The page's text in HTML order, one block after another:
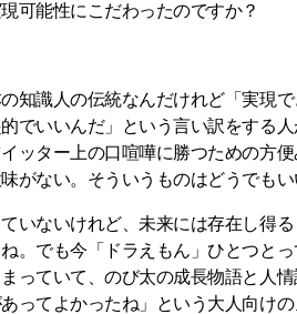
可能性にこだわったのですか？
知識人の伝統なんだけれど「実現
的でいいんだ」という言い訳をする
ッター上の口喧嘩に勝つための方
がない。そういうものはどうでも
いないけれど、未来には存在し得
。でも今「ドラえもん」ひとつと
っていて、のび太の成長物語と人
ってよかったね」という大人向け